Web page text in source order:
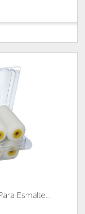
Esmalte...